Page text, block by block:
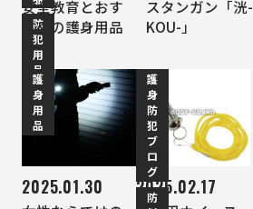
防
犯
用
品
安全教育とおす
すめの護身用品
スタンガン「洸-
KOU-」
護
身
用
品
2025.01.30
護
身
防
犯
ブ
ロ
グ
防
2025.02.17